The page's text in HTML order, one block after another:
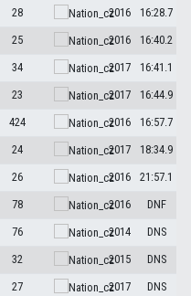
28 2016
16:28.7
25 2016
16:40.2
34 2017
16:41.1
23 2017
16:44.9
424 2016
16:57.7
24 2017
18:34.9
26 2016
21:57.1
78 2016
DNF
76 2014
DNS
32 2015
DNS
27 2017 DNS